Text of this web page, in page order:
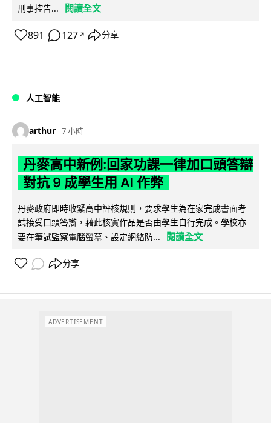
刑事控告...
閱讀全文
891 127 ↗ 分享
人工智能
arthur 7 小時
丹麥高中新例:回家功課一律加口頭答辯
對抗 9 成學生用 AI 作弊
丹麥政府即時收緊高中評核規則，要求學生為在家完成書面考
試接受口頭答辯，藉此核實作品是否由學生自行完成。學校亦
要在筆試監察電腦螢幕、設定網絡防...
閱讀全文
分享
ADVERTISEMENT